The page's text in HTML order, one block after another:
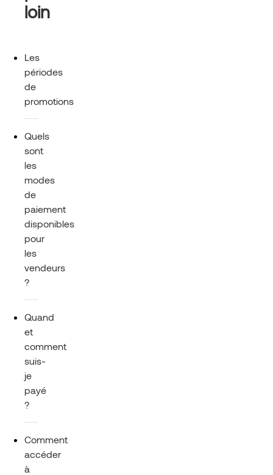
loin
Les
périodes
de
promotions
Quels
sont
les
modes
de
paiement
disponibles
pour
les
vendeurs
?
Quand
et
comment
suis-
je
payé
?
Comment
accéder
à